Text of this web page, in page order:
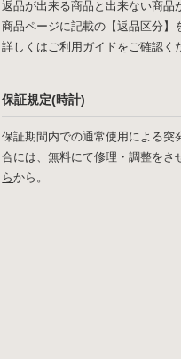
返品が出来る商品と出来ない商品
商品ページに記載の【返品区分】
詳しくはご利用ガイドをご確認く
保証規定(時計)
保証期間内での通常使用による突
合には、無料にて修理・調整をさ
らから。